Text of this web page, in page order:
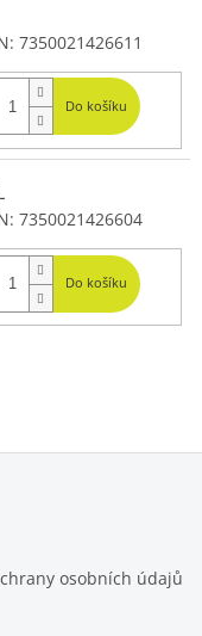
7350021426611
Do košíku
7350021426604
Do košíku
osobních údajů